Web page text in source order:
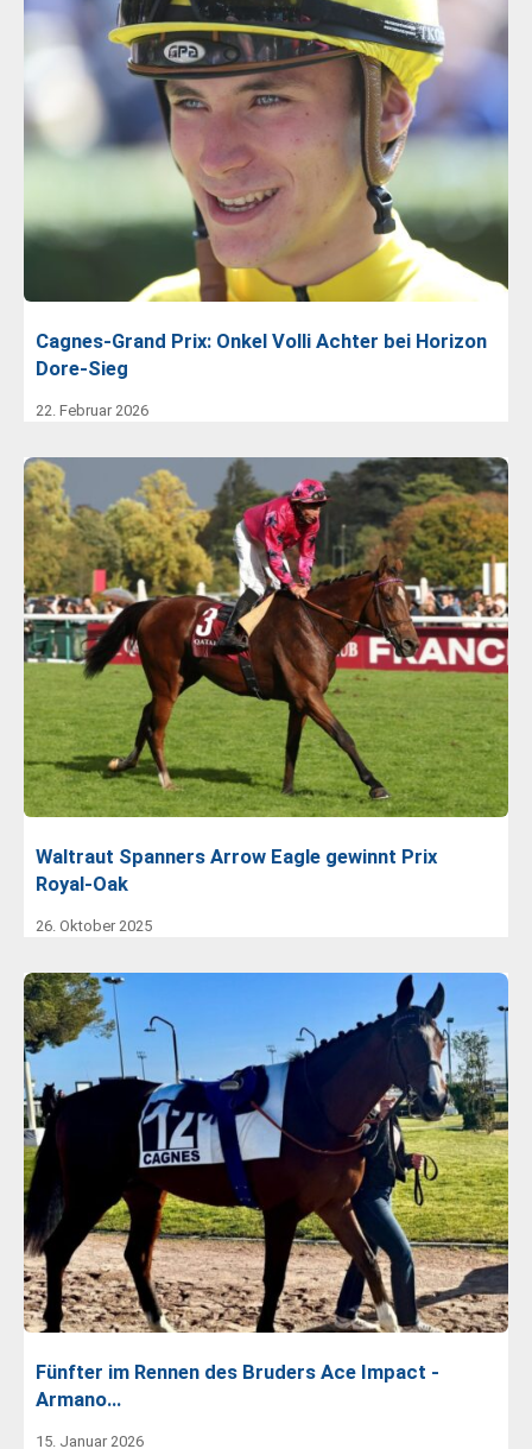
Cagnes-Grand Prix: Onkel Volli Achter bei Horizon
Dore-Sieg
22. Februar 2026
Waltraut Spanners Arrow Eagle gewinnt Prix
Royal-Oak
26. Oktober 2025
Fünfter im Rennen des Bruders Ace Impact -
Armano…
15. Januar 2026